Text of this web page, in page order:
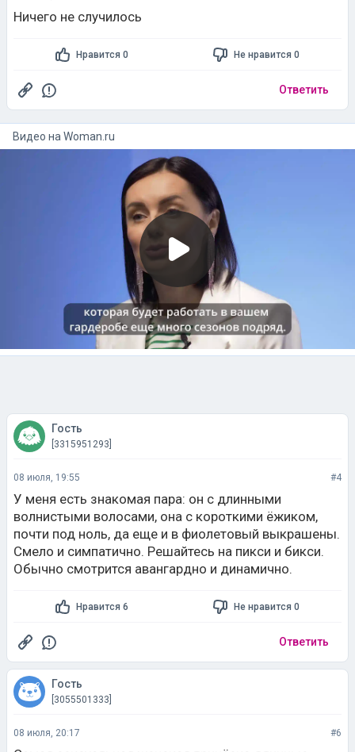
Ничего не случилось
Нравится 0 Не нравится 0
Ответить
Видео на woman.ru
Гость
[3315951293]
08 июля, 19:55 #4
У меня есть знакомая пара: он с длинными
волнистыми волосами, она с короткими ёжиком,
почти под ноль, да еще и в фиолетовый выкрашены.
Смело и симпатично. Решайтесь на пикси и бикси.
Обычно смотрится авангардно и динамично.
Нравится 6 Не нравится 0
Ответить
Гость
[3055501333]
08 июля, 20:17 #6